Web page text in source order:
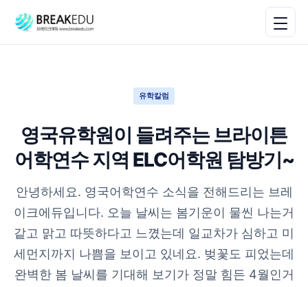
유학칼럼
영국유학원이 들려주는 브라이튼
어학연수 지역 ELC어학원 탐방기~
안녕하세요. 영국어학연수 소식을 전해드리는 브레
이크에듀입니다. 오늘 날씨는 봄기운이 물씬 나는거
같고 맑고 따뜻하다고 느꼈는데 일교차가 심하고 미
세먼지까지 나쁨을 보이고 있네요. 벚꽃도 피었는데
완벽한 봄 날씨를 기대해 보기가 정말 힘든 4월인거